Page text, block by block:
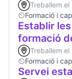
Treballem
Formació i
Establir
formació
Treballem
Formació i
Servei